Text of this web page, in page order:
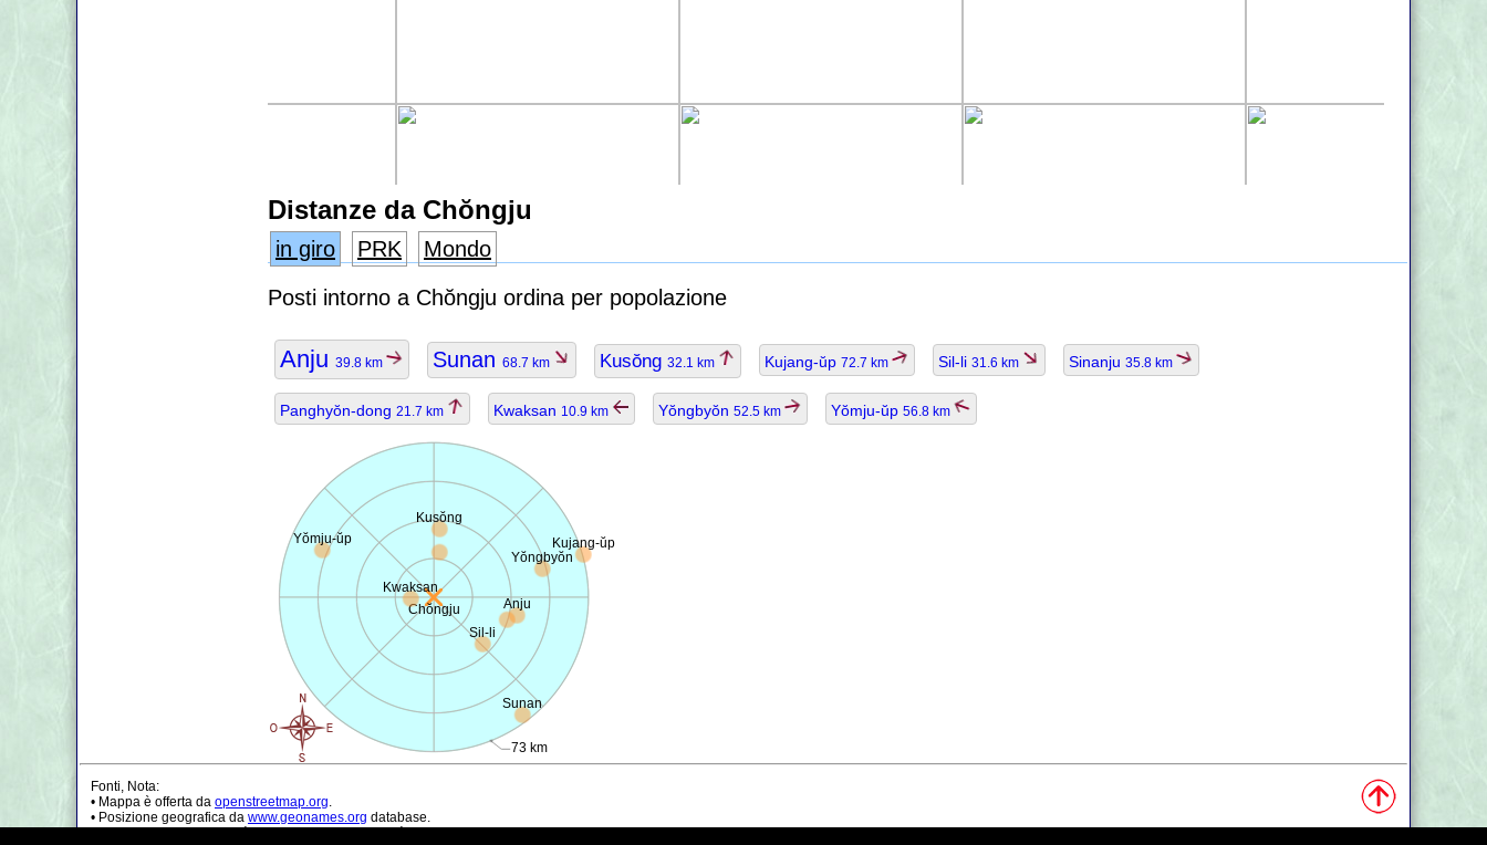
Distanze da Chŏngju
in giro PRK
Mondo
Posti intorno a Chŏngju ordina per popolazione
Anju 39.8 km Sunan 68.7 km Kusŏng 32.1 km Kujang-ŭp 72.7 km Sil-li 31.6 km Sinanju 35.8 km
Panghyŏn-dong 21.7 km Kwaksan 10.9 km Yŏngbyŏn 52.5 km Yŏmju-ŭp 56.8 km
Chŏngju
73 km
Anju
Sunan
Kusŏng
Kujang-ŭp
Sil-li
Kwaksan
Yŏngbyŏn
Yŏmju-ŭp
Fonti, Nota:
• Mappa è offerta da openstreetmap.org.
• Posizione geografica da www.geonames.org database.